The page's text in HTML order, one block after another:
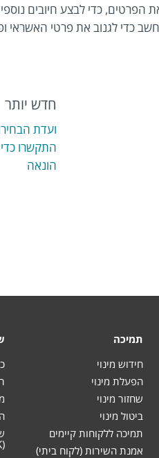
כדי לבצע חיובים
כדי לגנוב את פרטי האשראי
חדש יותר
ועדת
התקשרו
הונאה
תמיכה
חידוש מינוי
הפעלת מינוי
שחזור מינוי
ביטול מינוי
תמיכה ללקוחות קיימים
אמנת השירות (לקוח ביתי)
(SDK)